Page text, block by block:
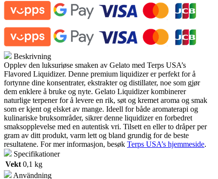
USA
antall
Beskrivning
Opplev den luksuriøse smaken av Gelato med Terps USA’s
Flavored Liquidizer. Denne premium liquidizer er perfekt for å
fortynne dine konsentrater, ekstrakter og distillater, noe som gjør
dem enklere å bruke og nyte. Gelato Liquidizer kombinerer
naturlige terpener for å levere en rik, søt og kremet aroma og smak
som er kjent og elsket av mange. Ideell for både aromaterapi og
kulinariske bruksområder, sikrer denne liquidizer en forbedret
smaksopplevelse med en autentisk vri. Tilsett en eller to dråper per
gram av ditt produkt, varm lett og bland grundig for de beste
resultatene. For mer informasjon, besøk Terps USA’s hjemmeside.
Specifikationer
Vekt 0,1 kg
Användning